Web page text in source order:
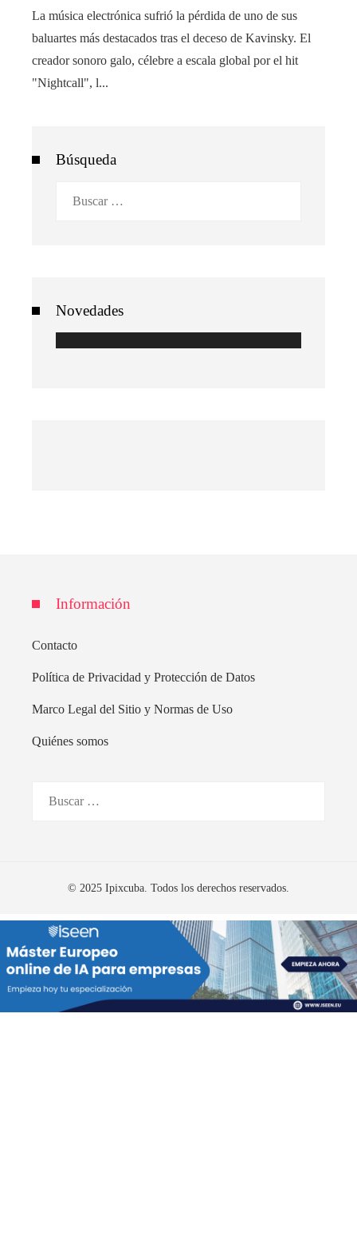
La música electrónica sufrió la pérdida de uno de sus
baluartes más destacados tras el deceso de Kavinsky. El
creador sonoro galo, célebre a escala global por el hit
"Nightcall", l...
Búsqueda
Novedades
Información
Contacto
Política de Privacidad y Protección de Datos
Marco Legal del Sitio y Normas de Uso
Quiénes somos
© 2025 Ipixcuba. Todos los derechos reservados.